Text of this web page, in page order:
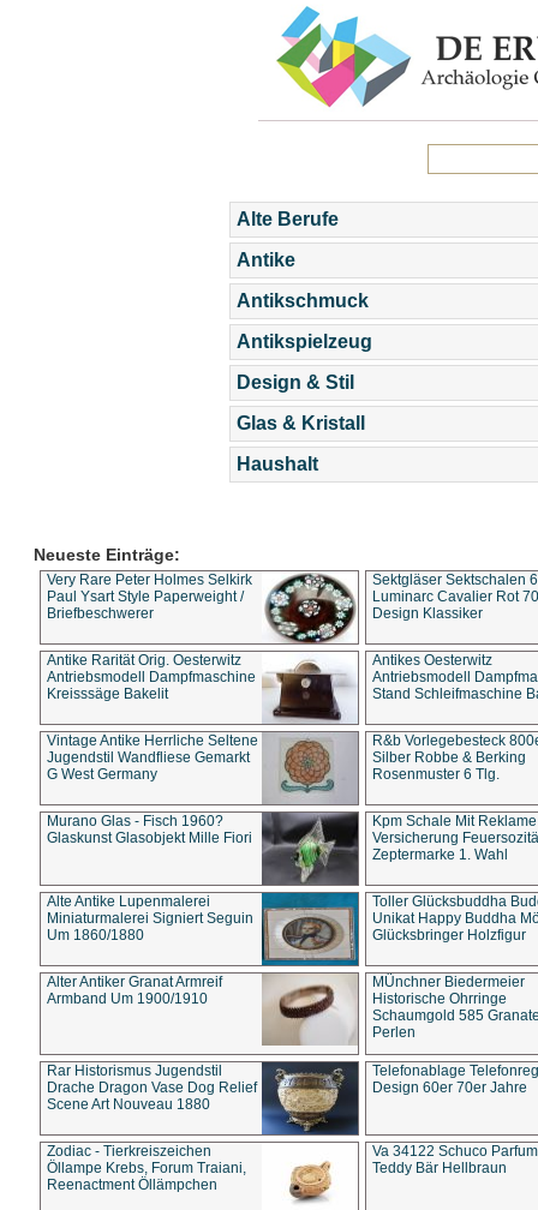
Alte Berufe
Antike
Antikschmuck
Antikspielzeug
Design & Stil
Glas & Kristall
Haushalt
Neueste Einträge:
Very Rare Peter Holmes Selkirk
Paul Ysart Style Paperweight /
Briefbeschwerer
Sektgläser Sektschalen
Luminarc Cavalier Rot
Design Klassiker
Antike Rarität Orig. Oesterwitz
Antriebsmodell Dampfmaschine
Kreisssäge Bakelit
Antikes Oesterwitz
Antriebsmodell
Stand Schleifmaschine
Vintage Antike Herrliche Seltene
Jugendstil Wandfliese Gemarkt
G West Germany
R&b Vorlegebesteck
Silber Robbe & Berking
Rosenmuster 6 Tlg.
Murano Glas - Fisch 1960?
Glaskunst Glasobjekt Mille Fiori
Kpm Schale Mit Reklame
Versicherung
Zeptermarke 1. Wahl
Alte Antike Lupenmalerei
Miniaturmalerei Signiert Seguin
Um 1860/1880
Toller Glücksbuddha
Unikat Happy Buddha
Glücksbringer Holzfigur
Alter Antiker Granat Armreif
Armband Um 1900/1910
MÜnchner Biedermeier
Historische Ohrringe
Schaumgold 585
Perlen
Rar Historismus Jugendstil
Drache Dragon Vase Dog Relief
Scene Art Nouveau 1880
Telefonablage
Design 60er 70er Jahre
Zodiac - Tierkreiszeichen
Öllampe Krebs, Forum Traiani,
Reenactment Öllämpchen
Va 34122 Schuco
Teddy Bär Hellbraun